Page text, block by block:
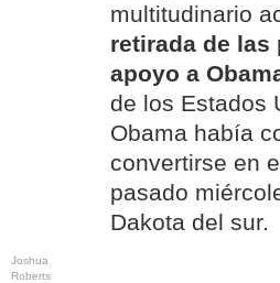
multitudinario
retirada de las
apoyo a
de los Estados
Obama había
convertirse en
pasado
Dakota del sur.
Joshua
Roberts